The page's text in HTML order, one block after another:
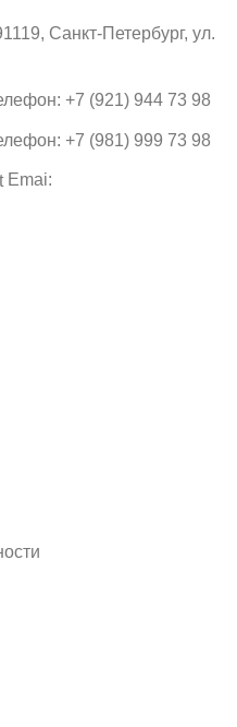
Санкт-Петербург, ул.
+7 (921) 944 73 98
+7 (981) 999 73 98
Emai: